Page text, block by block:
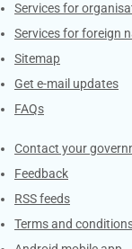
Services for
Services for foreign
Sitemap
Get e-mail updates
FAQs
Services
Contact your
Feedback
RSS feeds
Terms and